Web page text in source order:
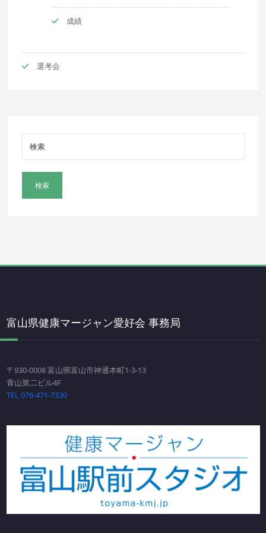
成績
選考会
富山県健康マージャン愛好会 事務局
〒930-0008 富山県富山市神通本町1-3-13
青山第二ビル4F
TEL 076-471-7330